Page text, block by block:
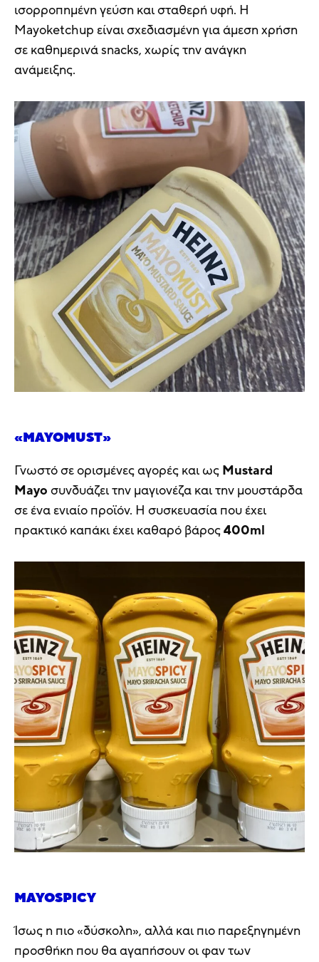
ισορροπημένη γεύση και σταθερή υφή. Η
Mayoketchup είναι σχεδιασμένη για άμεση χρήση
σε καθημερινά snacks, χωρίς την ανάγκη
ανάμειξης.
«MAYOMUST»
Γνωστό σε ορισμένες αγορές και ως Mustard
Mayo συνδυάζει την μαγιονέζα και την μουστάρδα
σε ένα ενιαίο προϊόν. Η συσκευασία που έχει
πρακτικό καπάκι έχει καθαρό βάρος400ml
MAYOSPICY
Ίσως η πιο «δύσκολη», αλλά και πιο παρεξηγημένη
προσθήκη που θα αγαπήσουν οι φαν των